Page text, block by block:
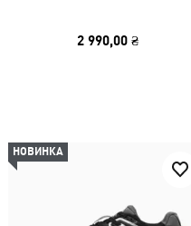
2 990,00 ₴
НОВИНКА